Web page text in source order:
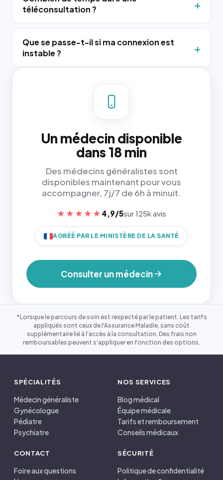
téléconsultation ?
Que se passe-t-il si ma connexion est
instable ?
Un médecin disponible
dans 18 min
Des médecins généralistes sont
disponibles maintenant pour vous
accompagner, 7j/7 de 6h à minuit.
★★★★★ 4,9/5sur 125k avis
AGRÉÉ PAR LE MINISTÈRE DE LA SANTÉ
Consulter un médecin
*Lorsque le parcours de soin est respecté par le patient. Les tarifs
appliqués sont ceux de l'Assurance Maladie, sans coût
supplémentaire lié à l'accès à la consultation. Des frais non
remboursables peuvent s'appliquer en fonction des options.
SPÉCIALITÉS
Médecin généraliste
Gynécologue
Pédiatre
Psychiatre
NOS SERVICES
Blog médical
Équipe médicale
Tarifs et remboursement
Conseils médicaux
CONTACT
Foire aux questions
SÉCURITÉ
Politique de confidentialité